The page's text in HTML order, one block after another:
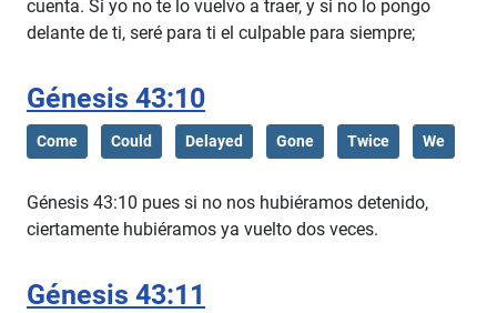
cuenta. Si yo no te lo vuelvo a traer, y si no lo pongo
delante de ti, seré para ti el culpable para siempre;
Génesis 43:10
Come Could Delayed Gone Twice We
Génesis 43:10 pues si no nos hubiéramos detenido,
ciertamente hubiéramos ya vuelto dos veces.
Génesis 43:11